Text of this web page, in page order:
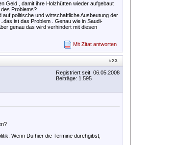
Geld , damit ihre Holzhütten wieder aufgebaut
Problems?
politische und wirtschaftliche Ausbeutung der
ist das Problem . Genau wie in Saudi-
genau das wird verhindert mit diesen
Mit Zitat antworten
#23
Registriert seit: 06.05.2008
Beiträge: 1.595
Wenn Du hier die Termine durchgibst,